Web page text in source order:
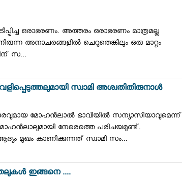
ഒരാഭരണം. അത്തരം ഒരാഭരണം മാത്രമല്ല
അനാചരങ്ങളില്‍ ചെറുതെങ്കിലും ഒരു മാറ്റം
സ...
സ്വാമി അശ്വതിതിരുനാൾ
മോഹൻലാൽ ഭാവിയിൽ സന്യാസിയാവുമെന്ന്
നേരെത്തെ പരിചയമുണ്ട്.
മുഖം കാണിക്കുന്നത് സ്വാമി സം...
ഇങ്ങനെ ....